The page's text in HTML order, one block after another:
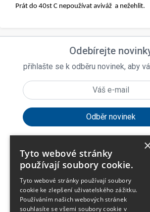
Prát do 40st C nepoužívat aviváž a nežehlit.
Odebírejte
přihlašte se k odběru novinek, aby
Zákaznické menu expand_more
Praktické odkazy expand_more
Tyto webové stránky
používají soubory cookie.
Tyto webové stránky používají soubory
cookie ke zlepšení uživatelského zážitku.
Používáním našich webových stránek
souhlasíte se všemi soubory cookie v